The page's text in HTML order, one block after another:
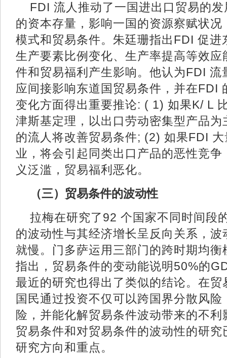
FDI 流人推动了一国进出口贸易的
的资本存量，影响一国的资源察赋状
模式和贸易条件。朱廷珊指出FDI 促进
生产要素比例变化、生产率提高等效
件和贸易福利产生影响。他认为FDI 流
应间接影响东道国贸易条件，并在FDI
变化方面得出重要推论: ( 1) 如果K/ L
津斯基定理，以出口劳动密集型产品
的流人将改善贸易条件; (2) 如果FDI
业，将会引起同类出口产品的恶性竞
义泛滥，贸易福利恶化。
（三）贸易条件的波动性
拉梅在研究了92 个国家不同时间段
的波动性与其经济增长呈反向关系，
就慢。门多萨运用三部门的跨时期均
指出，贸易条件的变动能说明50%的
最近的研究也得出了类似的结论。在
国民通过投资不仅可以跨国界分散风
险，并能化解贸易条件波动带来的不
贸易条件和对贸易条件的波动性的研
研究方向和重点。